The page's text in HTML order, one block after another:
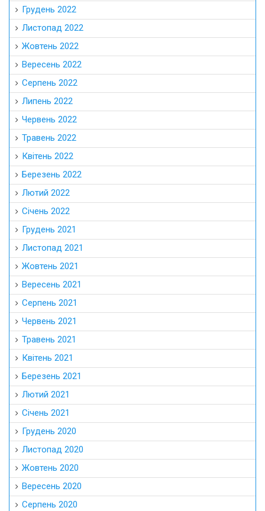
Грудень 2022
Листопад 2022
Жовтень 2022
Вересень 2022
Серпень 2022
Липень 2022
Червень 2022
Травень 2022
Квітень 2022
Березень 2022
Лютий 2022
Січень 2022
Грудень 2021
Листопад 2021
Жовтень 2021
Вересень 2021
Серпень 2021
Червень 2021
Травень 2021
Квітень 2021
Березень 2021
Лютий 2021
Січень 2021
Грудень 2020
Листопад 2020
Жовтень 2020
Вересень 2020
Серпень 2020